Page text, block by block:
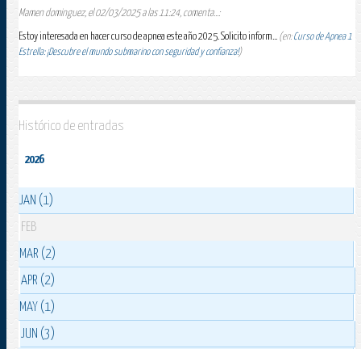
Mamen dominguez, el 02/03/2025 a las 11:24, comenta...:
Estoy interesada en hacer curso de apnea este año 2025. Solicito inform... (en:Curso de Apnea 1
Estrella: ¡Descubre el mundo submarino con seguridad y confianza!)
Histórico de entradas
2026
JAN (1)
FEB
MAR (2)
APR (2)
MAY (1)
JUN (3)